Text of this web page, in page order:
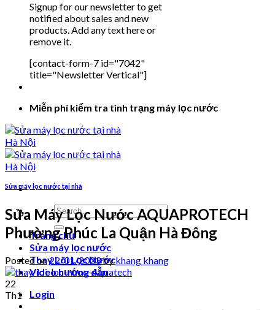
Signup for our newsletter to get
notified about sales and new
products. Add any text here or
remove it.
[contact-form-7 id="7042"
title="Newsletter Vertical"]
Miễn phí kiểm tra tình trạng máy lọc nước
Search
for:
Trang chủ
Sửa máy lọc nước
Thay Lõi Lọc Nước
Video hướng dẫn
Login
Sửa máy lọc nước tại nhà
Sửa Máy Lọc Nước AQUAPROTECH
Phường Phúc La Quận Hà Đông
Posted on22/01/2023bykhang khang
22
Th1